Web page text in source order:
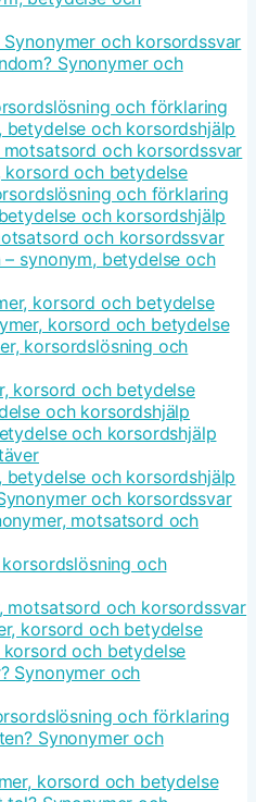
och korsordssvar
Synonymer och
och förklaring
betydelse och korsordshjälp
motsatsord och korsordssvar
korsord och betydelse
och förklaring
och korsordshjälp
och korsordssvar
synonym, betydelse och
korsord och betydelse
korsord och betydelse
korsordslösning och
korsord och betydelse
och korsordshjälp
och korsordshjälp
betydelse och korsordshjälp
och korsordssvar
motsatsord och
och
motsatsord och korsordssvar
korsord och betydelse
korsord och betydelse
Synonymer och
och förklaring
Synonymer och
korsord och betydelse